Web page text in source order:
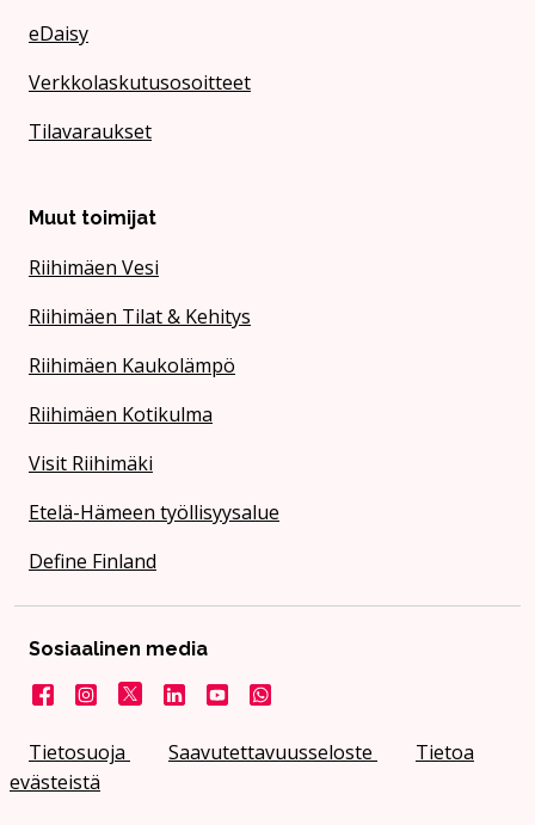
eDaisy
Verkkolaskutusosoitteet
Tilavaraukset
Muut toimijat
Riihimäen Vesi
Riihimäen Tilat & Kehitys
Riihimäen Kaukolämpö
Riihimäen Kotikulma
Visit Riihimäki
Etelä-Hämeen työllisyysalue
Define Finland
Tietosuoja Saavutettavuusseloste
Tietoa
evästeistä
Sosiaalinen media
FacebookInstagram
X LinkedInYouTubeKaupunki WhatsApissa